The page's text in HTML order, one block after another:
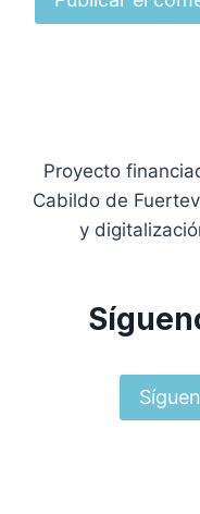
Proyecto
Cabildo de
y